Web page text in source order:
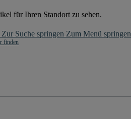
für Ihren Standort zu sehen.
Zur Suche springen Zum Menü springen
finden